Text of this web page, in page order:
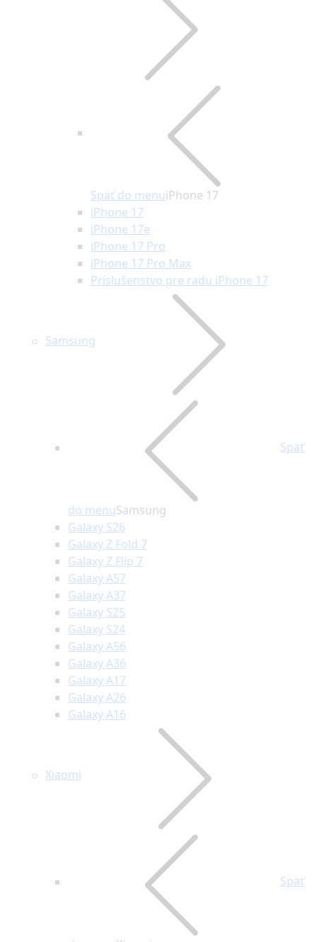
Späť do menuiPhone 17
iPhone 17
iPhone 17e
iPhone 17 Pro
iPhone 17 Pro Max
Príslušenstvo pre radu iPhone 17
Samsung
Späť
do menuSamsung
Galaxy S26
Galaxy Z Fold 7
Galaxy Z Flip 7
Galaxy A57
Galaxy A37
Galaxy S25
Galaxy S24
Galaxy A56
Galaxy A36
Galaxy A17
Galaxy A26
Galaxy A16
Xiaomi
Späť